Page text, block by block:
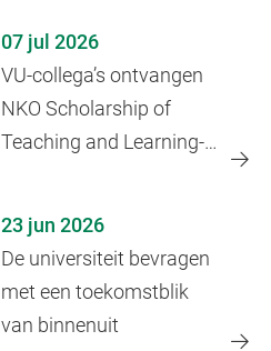
07 jul 2026
VU-collega’s ontvangen
NKO Scholarship of
Teaching and Learning-
23 jun 2026
De universiteit bevragen
met een toekomstblik
van binnenuit